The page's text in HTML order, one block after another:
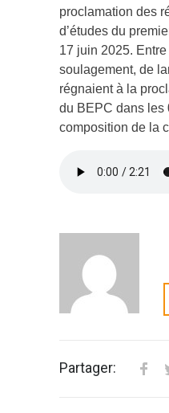
proclamation des
d’études du
17 juin 2025.
soulagement, de
régnaient à la
du BEPC dans les
composition de la
Partager: